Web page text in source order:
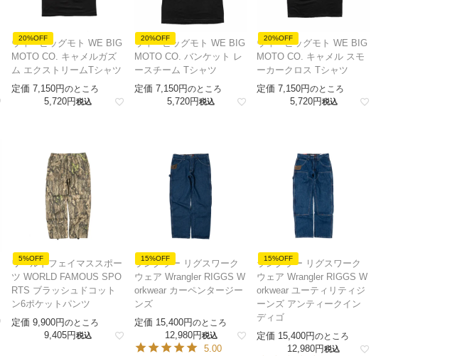
20%OFF
ウィービッグモト WE BIG
MOTO CO. キャメルガズ
ム エクストリームTシャツ
定価 7,150 のところ
5,720 税込
20%OFF
ウィービッグモト WE BIG
MOTO CO. バンケット レ
ースチーム Tシャツ
定価 7,150 のところ
5,720 税込
20%OFF
ウィービッグモト WE BIG
MOTO CO. キャメル スモ
ーカークロス Tシャツ
定価 7,150 のところ
5,720 税込
5%OFF
ワールドフェイマススポー
ツ WORLD FAMOUS SPO
RTS ブラッシュドコット
ン6ポケットパンツ
定価 9,900 のところ
9,405 税込
15%OFF
ラングラー リグスワーク
ウェア Wrangler RIGGS W
orkwear カーペンタージー
ンズ
定価 15,400 のところ
12,980 税込
5.00
15%OFF
ラングラー リグスワーク
ウェア Wrangler RIGGS W
orkwear ユーティリティジ
ーンズ アンティークイン
ディゴ
定価 15,400 のところ
12,980 税込